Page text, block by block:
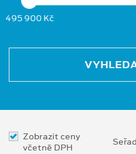
495 900 Kč
Zobrazit ceny
včetně DPH